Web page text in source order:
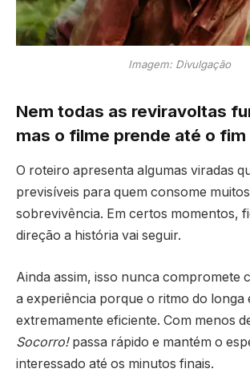
Imagem: Divulgação
Nem todas as reviravoltas
mas o filme prende até o fim
O roteiro apresenta algumas viradas
previsíveis para quem consome
sobrevivência. Em certos momentos,
direção a história vai seguir.
Ainda assim, isso nunca compromete
a experiência porque o ritmo do longa
extremamente eficiente. Com menos
Socorro!passa rápido e mantém o
interessado até os minutos finais.